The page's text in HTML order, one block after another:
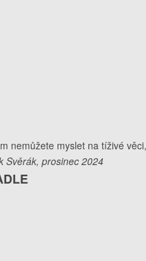
nemůžete myslet na tíživé
Svěrák, prosinec 2024